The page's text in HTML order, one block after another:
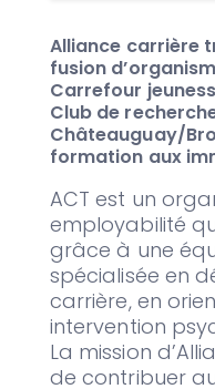
Alliance carrière
fusion
Carrefour
Club de
Châteauguay/
formation aux
ACT est un
employabilité
grâce à une
spécialisée en
carrière, en
intervention
La mission
de contribuer